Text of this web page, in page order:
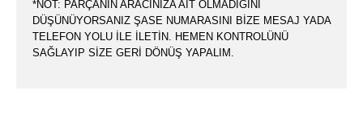
*NOT: PARÇANIN ARACINIZA AİT OLMADIĞINI
DÜŞÜNÜYORSANIZ ŞASE NUMARASINI BİZE MESAJ YADA
TELEFON YOLU İLE İLETİN. HEMEN KONTROLÜNÜ
SAĞLAYIP SİZE GERİ DÖNÜŞ YAPALIM.